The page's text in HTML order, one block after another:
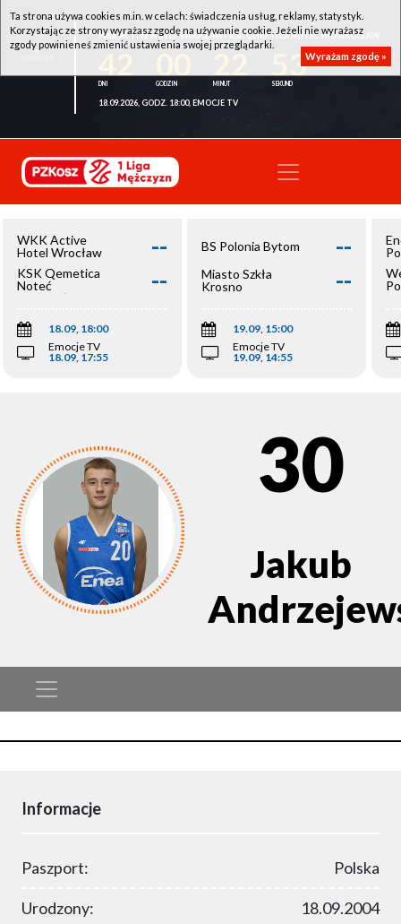
WKK ACTIVE HOTEL WROCŁAW - KSK QEMETICA NOTEĆ INOWROCŁAW
52
18.09.2026, GODZ. 18:00, EMOCJE TV
WKK Active
Hotel Wrocław
--
KSK Qemetica
Noteć
Inowrocław
--
18.09, 18:00
Emocje TV
18.09, 17:55
BS Polonia Bytom --
Miasto Szkła
Krosno
--
19.09, 15:00
Emocje TV
19.09, 14:55
30
Jakub
Informacje
Paszport: Polska
Urodzony: 18.09.2004
Ta strona używa cookies m.in. w celach: świadczenia usług, reklamy, statystyk.
Korzystając ze strony wyrażasz zgodę na używanie cookie. Jeżeli nie wyrażasz
zgody powinieneś zmienić ustawienia swojej przeglądarki.
Wyrażam zgodę »